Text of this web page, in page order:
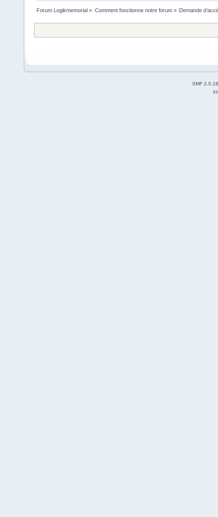
Forum Logikmemorial » Comment fonctionne notre forum» Demande
SMF 2.0.18